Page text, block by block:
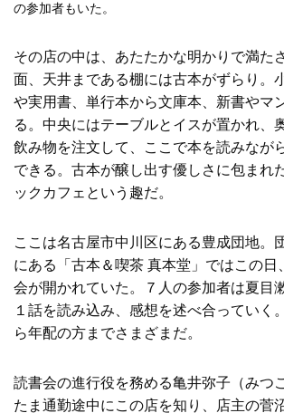
の参加者もいた。
その店の中は、あたたかな明かりで満た
面、天井まである棚には古本がずらり。
や実用書、単行本から文庫本、新書やマ
る。中央にはテーブルとイスが置かれ、
飲み物を注文して、ここで本を読みなが
できる。古本が醸し出す優しさに包まれ
ックカフェという趣だ。
ここは名古屋市中川区にある豊成団地。
にある「古本＆喫茶 真本堂」ではこの日
会が開かれていた。７人の参加者は夏目
１話を読み込み、感想を述べ合っていく
ら年配の方までさまざまだ。
読書会の進行役を務める亀井弥子（みつ
たま通勤途中にこの店を知り、店主の菅